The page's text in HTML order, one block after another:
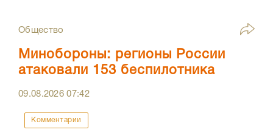
Общество
Минобороны: регионы России
атаковали 153 беспилотника
09.08.202607:42
Комментарии